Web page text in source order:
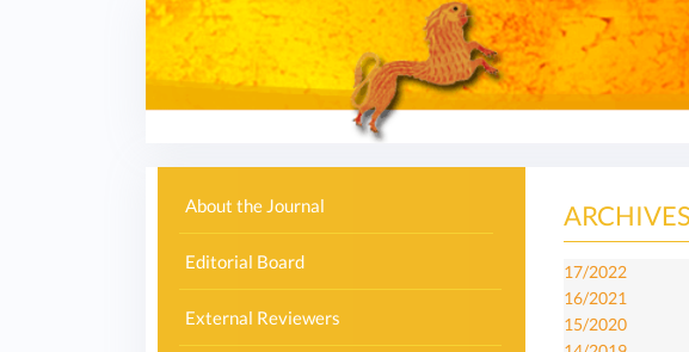
About the Journal
Editorial Board
External Reviewers
ARCHIVES
17/2022
16/2021
15/2020